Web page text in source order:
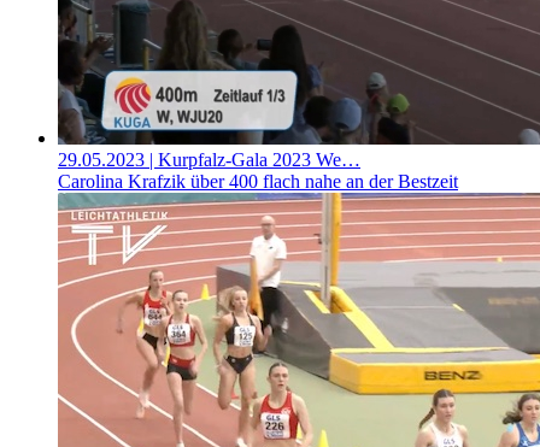
29.05.2023 | Kurpfalz-Gala 2023 We…
Carolina Krafzik über 400 flach nahe an der Bestzeit